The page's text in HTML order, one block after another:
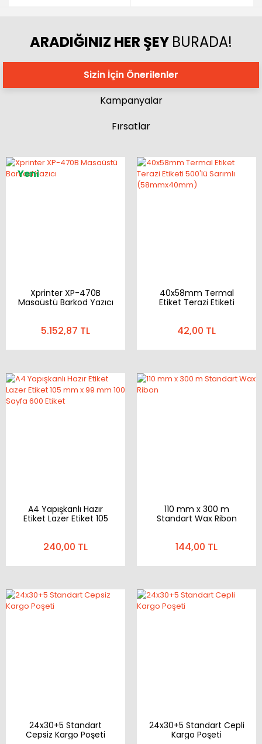
ARADIĞINIZ HER ŞEY BURADA!
Sizin İçin Önerilenler
Kampanyalar
Fırsatlar
Yeni
Xprinter XP-470B
Masaüstü Barkod Yazıcı
5.152,87 TL
40x58mm Termal
Etiket Terazi Etiketi
42,00 TL
A4 Yapışkanlı Hazır
Etiket Lazer Etiket 105
240,00 TL
110 mm x 300 m
Standart Wax Ribon
144,00 TL
24x30+5 Standart
Cepsiz Kargo Poşeti
24x30+5 Standart Cepli
Kargo Poşeti